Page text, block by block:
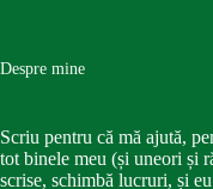
Despre mine
Scriu pentru că mă ajută,
tot binele meu (și uneori și
scrise, schimbă lucruri, și